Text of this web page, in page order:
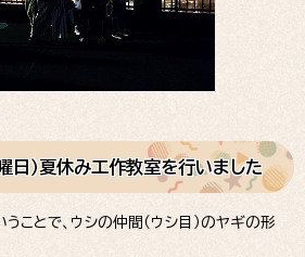
）夏休み工作教室を行いました
うことで、ウシの仲間（ウシ目）のヤギの形